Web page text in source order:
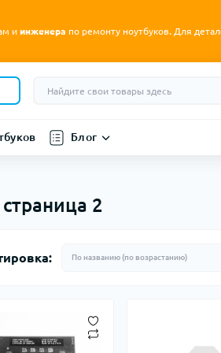
и инженера по ремонту ноутбуков. Для
Блог
2